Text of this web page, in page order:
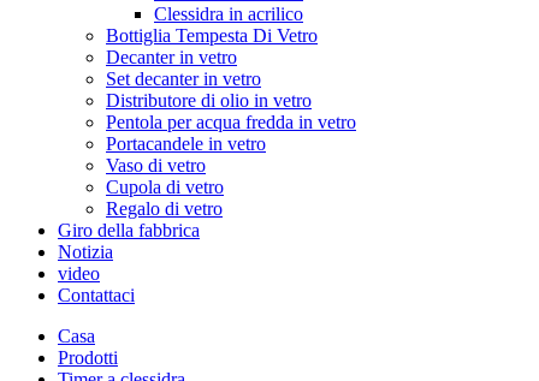
Clessidra in acrilico
Bottiglia Tempesta Di Vetro
Decanter in vetro
Set decanter in vetro
Distributore di olio in vetro
Pentola per acqua fredda in vetro
Portacandele in vetro
Vaso di vetro
Cupola di vetro
Regalo di vetro
Giro della fabbrica
Notizia
video
Contattaci
Casa
Prodotti